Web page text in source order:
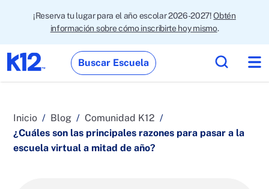
¡Reserva tu lugar para el año escolar 2026-2027!Obtén
información sobre cómo inscribirte hoy mismo.
Buscar Escuela
Inicio Blog
Comunidad K12
¿Cuáles son las principales razones para pasar a la
escuela virtual a mitad de año?